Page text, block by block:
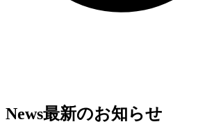
News最新のお知らせ